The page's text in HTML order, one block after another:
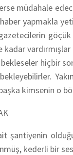
müdahale
yapmakla
vardırmışlar
hiçbir
kimsenin o
şantiyenin
kederli bir